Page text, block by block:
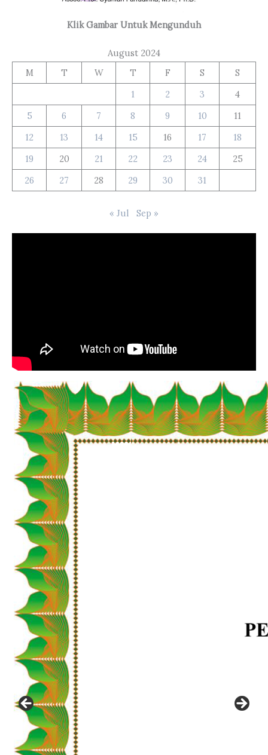
Klik Gambar Untuk Mengunduh
August 2024
M
T W T F S
S
1
2 3
4
5
6 7 8 9 10
11
12
13 14 15 16 17
18
19
20 21 22 23 24
25
26
27 28 29 30 31
« Jul Sep »